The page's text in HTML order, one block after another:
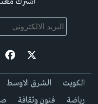
الكويت الشرق الاوسط
رياضة
فنون وثقافة